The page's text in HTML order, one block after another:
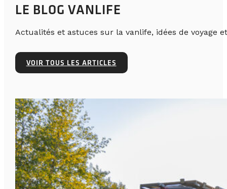
LE BLOG VANLIFE
Actualités et astuces sur la vanlife, idées de voyage
VOIR TOUS LES ARTICLES